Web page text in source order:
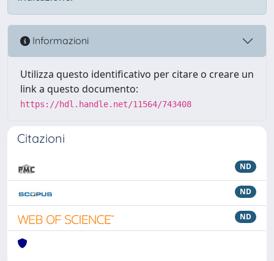
Informazioni
Utilizza questo identificativo per citare o creare un
link a questo documento:
https://hdl.handle.net/11564/743408
Citazioni
ND
ND
ND